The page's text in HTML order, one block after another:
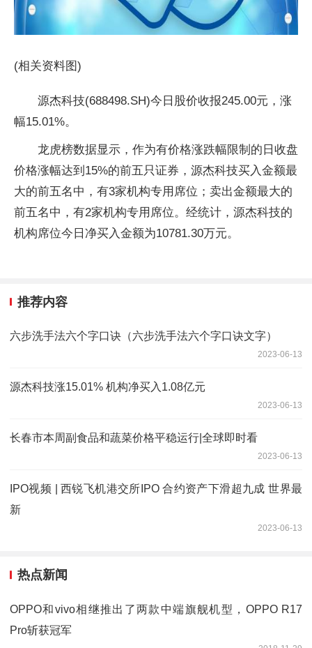
(相关资料图)
源杰科技(688498.SH)今日股价收报245.00元，涨
幅15.01%。
龙虎榜数据显示，作为有价格涨跌幅限制的日收盘
价格涨幅达到15%的前五只证券，源杰科技买入金额最
大的前五名中，有3家机构专用席位；卖出金额最大的
前五名中，有2家机构专用席位。经统计，源杰科技的
机构席位今日净买入金额为10781.30万元。
推荐内容
六步洗手法六个字口诀（六步洗手法六个字口诀文字）
2023-06-13
源杰科技涨15.01% 机构净买入1.08亿元
2023-06-13
长春市本周副食品和蔬菜价格平稳运行|全球即时看
2023-06-13
IPO视频 | 西锐飞机港交所IPO 合约资产下滑超九成 世界最
新
2023-06-13
热点新闻
OPPO和vivo相继推出了两款中端旗舰机型，OPPO R17
Pro斩获冠军